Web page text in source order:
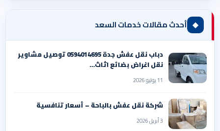
◆ أحدث مقالات خدمات السعد
دباب نقل عفش جدة 0594014695 توصيل مشاوير
نقل اغراض بضائع اثاث…
11 يوليو 2026
شركة نقل عفش بالباحة – أسعار تنافسية
3 أبريل 2026